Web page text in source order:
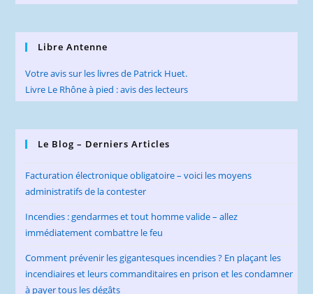
Libre Antenne
Votre avis sur les livres de Patrick Huet.
Livre Le Rhône à pied : avis des lecteurs
Le Blog – Derniers Articles
Facturation électronique obligatoire – voici les moyens
administratifs de la contester
Incendies : gendarmes et tout homme valide – allez
immédiatement combattre le feu
Comment prévenir les gigantesques incendies ? En plaçant les
incendiaires et leurs commanditaires en prison et les condamner
à payer tous les dégâts